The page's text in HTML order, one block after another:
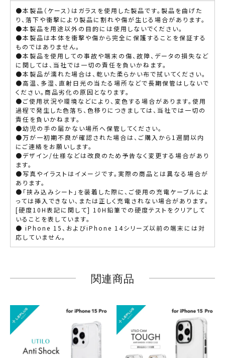
●本製品（ケース）はガラスを使用した製品です。製品を曲げた
り、落下や衝撃により製品に割れや傷が生じる場合があります。
●本製品を用途以外の目的には使用しないでください。
●本製品は本体を衝撃や傷から完全に保護することを保証する
ものではありません。
●本製品を使用しての事故や端末の傷、故障、データの損失など
に関しては、当社では一切の責任を負いかねます。
●本製品が濡れた場合は、乾いた柔らかい布で拭いてください。
●高温、多湿、直射日光の当たる場所などで長期保管はしないで
ください。商品劣化の原因となります。
●ご使用状況や環境などにより、変色する場合があります。使用
過程で発生した色落ち、色移りにつきましては、当社では一切の
責任を負いかねます。
●幼児の手の届かない場所へ保管してください。
●万が一初期不良が確認された場合は、ご購入から1週間以内
にご連絡をお願いします。
●デザイン/仕様などは改良のため予告なく変更する場合があり
ます。
●写真やイラストはイメージです。実際の商品とは異なる場合が
あります。
●「挟み込みシート」を装着した際に、ご使用の充電ケーブルによ
っては挿入できない、または正しく充電されない場合があります。
[硬度10H表記に関して] 10H鉛筆での硬度テストをクリアして
いることを表しています。
● iPhone 15、およびiPhone 14シリーズ以前の端末には対
応していません。
関連商品